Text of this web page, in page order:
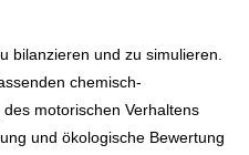
bilanzieren und zu simulieren.
chemisch-
motorischen Verhaltens
und ökologische Bewertung